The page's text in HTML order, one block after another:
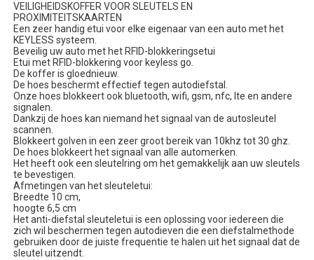
VEILIGHEIDSKOFFER VOOR SLEUTELS EN
PROXIMITEITSKAARTEN
Een zeer handig etui voor elke eigenaar van een auto met het
KEYLESS systeem.
Beveilig uw auto met het RFID-blokkeringsetui
Etui met RFID-blokkering voor keyless go.
De koffer is gloednieuw.
De hoes beschermt effectief tegen autodiefstal.
Onze hoes blokkeert ook bluetooth, wifi, gsm, nfc, lte en andere
signalen.
Dankzij de hoes kan niemand het signaal van de autosleutel
scannen.
Blokkeert golven in een zeer groot bereik van 10khz tot 30 ghz.
De hoes blokkeert het signaal van alle automerken.
Het heeft ook een sleutelring om het gemakkelijk aan uw sleutels
te bevestigen.
Afmetingen van het sleuteletui:
Breedte 10 cm,
hoogte 6,5 cm
Het anti-diefstal sleuteletui is een oplossing voor iedereen die
zich wil beschermen tegen autodieven die een diefstalmethode
gebruiken door de juiste frequentie te halen uit het signaal dat de
sleutel uitzendt.